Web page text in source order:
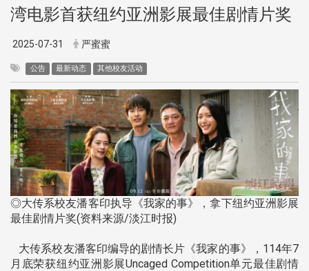
湾电影首获纽约亚洲影展最佳剧情片奖
2025-07-31 严蜜蜜
公告 最新动态 其他校友活动
◎大传系校友潘客印执导《我家的事》，拿下纽约亚洲影展
最佳剧情片奖(资料来源/淡江时报)
大传系校友潘客印编导的剧情长片《我家的事》，114年7
月底荣获纽约亚洲影展Uncaged Competition单元最佳剧情